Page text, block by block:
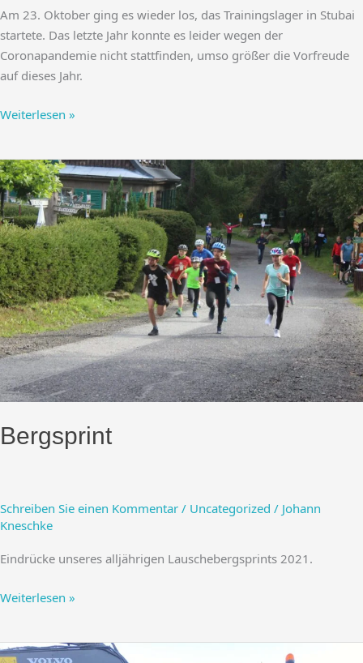
Am 23. Oktober ging es wieder los, das Trainingslager in Stubai
startete. Das letzte Jahr konnte es leider wegen der
Coronapandemie nicht stattfinden, umso größer die Vorfreude
auf dieses Jahr.
Trainingslager
Weiterlesen »
Bergsprint
Schreiben Sie einen Kommentar / Uncategorized / Johann
Kneschke
Eindrücke unseres alljährigen Lauschebergsprints 2021.
Bergsprint
Weiterlesen »